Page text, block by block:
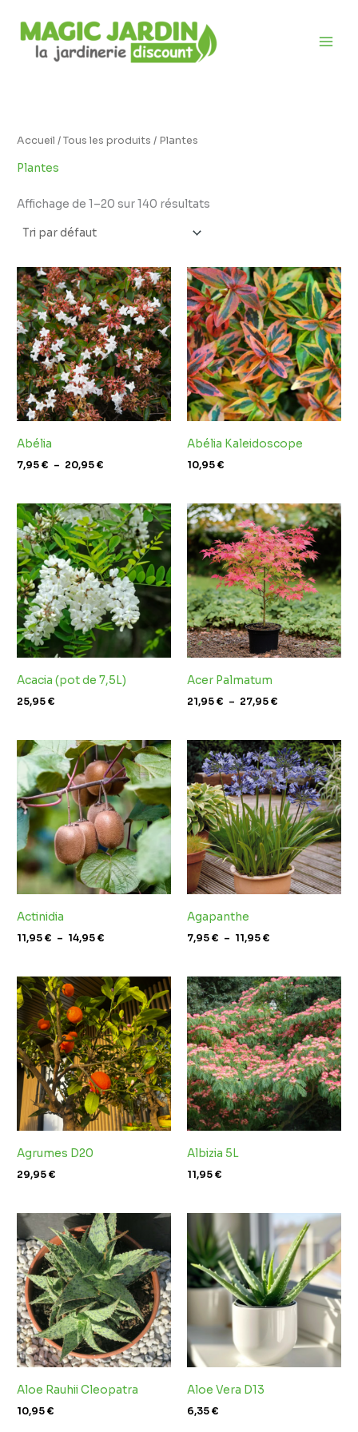
contenu
i
b
l
é
Accueil /Tous les produits / Plantes
Plantes
Affichage de 1–20 sur 140 résultats
Abélia
7,95€ – 20,95€
Plage
de
prix :
7,95 €
à
20,95 €
Abélia Kaleidoscope
10,95€
Acacia (pot de 7,5L)
25,95€
Acer Palmatum
21,95€ – 27,95€
Plage
de
prix :
21,95 €
à
27,95 €
Actinidia
11,95€ – 14,95€
Plage
de
prix :
11,95 €
à
14,95 €
Agapanthe
7,95€ – 11,95€
Plage
de
prix :
7,95 €
à
11,95 €
Agrumes D20
29,95€
Albizia 5L
11,95€
Aloe Rauhii Cleopatra
10,95€
Aloe Vera D13
6,35€